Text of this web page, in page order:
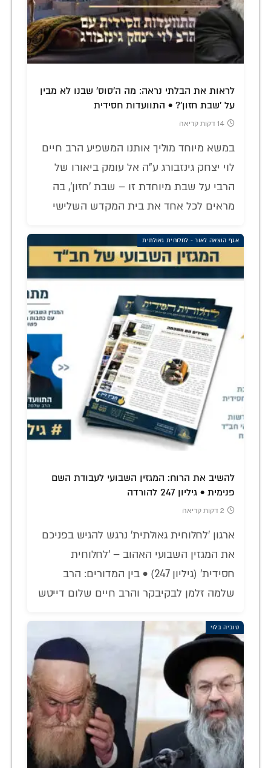
לראות את הבלתי נראה: מה ה'סוס' שבנו לא מבין
על 'שבת חזון'? • התוועדות חסידית
14 דקות קריאה
במשא מיוחד מוליך אותנו המשפיע הרב חיים
לוי יצחק גינזבורג ע"ה אל עומק ביאורו של
הרבי על שבת מיוחדת זו – שבת 'חזון', בה
מראים לכל אחד את בית המקדש השלישי
אגף הוצאה לאור - לחלוחית גאולתית
להשיב את הרוח: המגזין השבועי לעבודת השם
פנימית • גיליון 247 להורדה
2 דקות קריאה
ארגון 'לחלוחית גאולתית' נרגש להגיש בפניכם
את המגזין השבועי האהוב – 'לחלוחית
חסידית' (גיליון 247) • בין המדורים: הרב
שלמה זלמן לבקיבקר והרב חיים שלום דייטש
טוביה בלוי